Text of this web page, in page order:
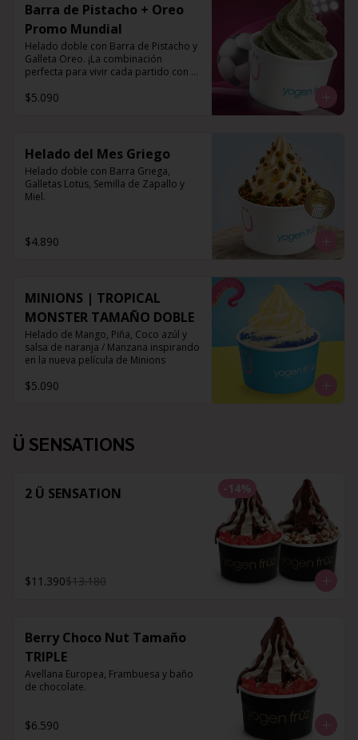
Barra de Pistacho + Oreo
Promo Mundial
Helado doble con Barra de Pistacho y
Galleta Oreo. ¡La combinación
perfecta para vivir cada partido con el
$5.090
Helado del Mes Griego
Helado doble con Barra Griega,
Galletas Lotus, Semilla de Zapallo y
Miel.
$4.890
MINIONS | TROPICAL
MONSTER TAMAÑO DOBLE
Helado de Mango, Piña, Coco azúl y
salsa de naranja / Manzana inspirando
en la nueva película de Minions
$5.090
Ü SENSATIONS
-14%
2 Ü SENSATION
$11.390$13.180
Berry Choco Nut Tamaño
TRIPLE
Avellana Europea, Frambuesa y baño
de chocolate.
$6.590